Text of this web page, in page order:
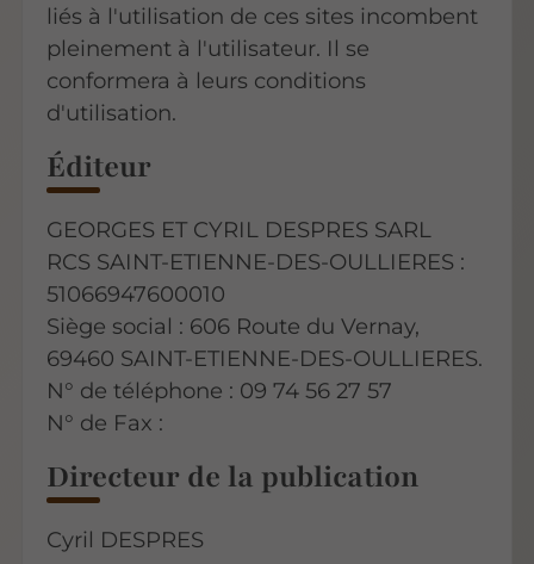
liés à l'utilisation de ces sites incombent
pleinement à l'utilisateur. Il se
conformera à leurs conditions
d'utilisation.
Éditeur
GEORGES ET CYRIL DESPRES SARL
RCS SAINT-ETIENNE-DES-OULLIERES :
51066947600010
Siège social : 606 Route du Vernay,
69460 SAINT-ETIENNE-DES-OULLIERES.
N° de téléphone : 09 74 56 27 57
N° de Fax :
Directeur de la publication
Cyril DESPRES